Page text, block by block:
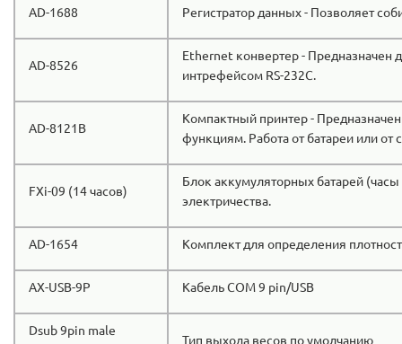
AD-1688 Регистратор данных - Позволяет
AD-8526
Ethernet конвертер - Предназначен
интрефейсом RS-232C.
AD-8121B
Компактный принтер -
функциям. Работа от батареи или от
FXi-09 (14 часов)
Блок аккумуляторных батарей
электричества.
AD-1654 Комплект для определения
AX-USB-9P Кабель COM 9 pin/USB
Dsub 9pin male
Тип выхода весов по умолчанию